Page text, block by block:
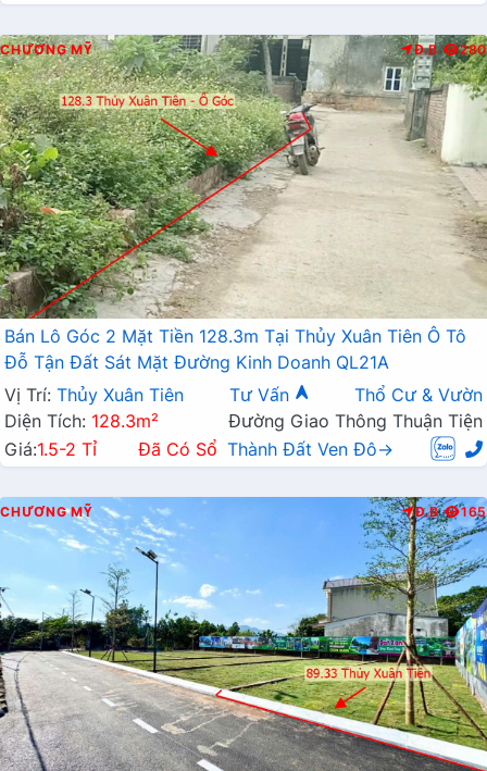
CHƯƠNG MỸ Đ.B 280
Bán Lô Góc 2 Mặt Tiền 128.3m Tại Thủy Xuân Tiên Ô Tô
Đỗ Tận Đất Sát Mặt Đường Kinh Doanh QL21A
Vị Trí: Thủy Xuân Tiên Tư Vấn
Thổ Cư & Vườn
Diện Tích: 128.3m²
Đường Giao Thông Thuận Tiện
Giá:1.5-2 Tỉ Đã Có Sổ Thành Đất Ven Đô→
CHƯƠNG MỸ Đ.B 165